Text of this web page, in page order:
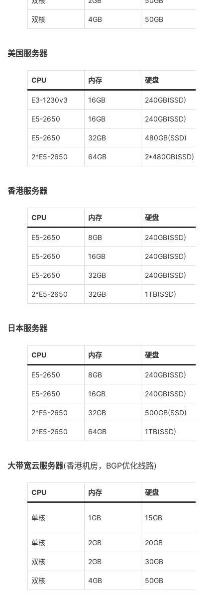
双核 4GB 50GB
美国服务器
CPU 内存 硬盘
E3-1230v3 16GB 240GB(SSD)
E5-2650 16GB 240GB(SSD)
E5-2650 32GB 480GB(SSD)
2*E5-2650 64GB 2*480GB(SSD)
香港服务器
CPU 内存 硬盘
E5-2650 8GB 240GB(SSD)
E5-2650 16GB 240GB(SSD)
E5-2650 32GB 240GB(SSD)
2*E5-2650 32GB 1TB(SSD)
日本服务器
CPU 内存 硬盘
E5-2650 8GB 240GB(SSD)
E5-2650 16GB 240GB(SSD)
2*E5-2650 32GB 500GB(SSD)
2*E5-2650 64GB 1TB(SSD)
大带宽云服务器(香港机房，BGP优化线路)
CPU 内存 硬盘
单核 1GB 15GB
单核 2GB 20GB
双核 2GB 30GB
双核 4GB 50GB